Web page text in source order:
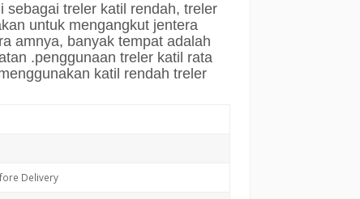
sebagai treler katil rendah, treler
untuk mengangkut jentera
amnya, banyak tempat adalah
.penggunaan treler katil rata
katil rendah treler
Delivery